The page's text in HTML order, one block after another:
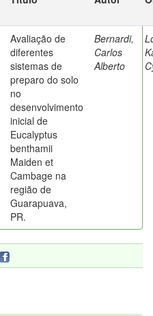
Avaliação de
diferentes
sistemas de
preparo do solo
no
desenvolvimento
inicial de
Eucalyptus
benthamii
Maiden et
Cambage na
região de
Guarapuava,
PR.
Bernardi,
Carlos
Alberto